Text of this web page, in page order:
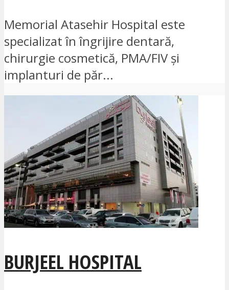
Memorial Atasehir Hospital este
specializat în îngrijire dentară,
chirurgie cosmetică, PMA/FIV și
implanturi de păr...
BURJEEL HOSPITAL